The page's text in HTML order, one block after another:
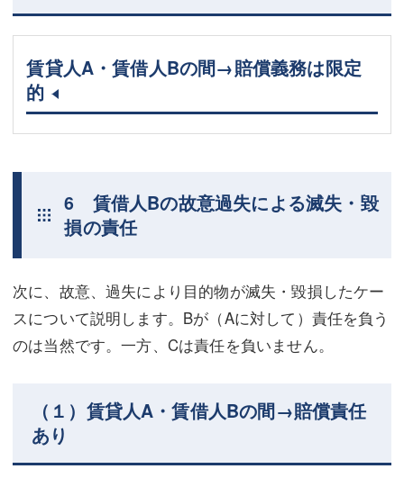
賃貸人A・賃借人Bの間→賠償義務は限定
的
6 賃借人Bの故意過失による滅失・毀
損の責任
次に、故意、過失により目的物が滅失・毀損したケー
スについて説明します。Bが（Aに対して）責任を負う
のは当然です。一方、Cは責任を負いません。
（１）賃貸人A・賃借人Bの間→賠償責任
あり